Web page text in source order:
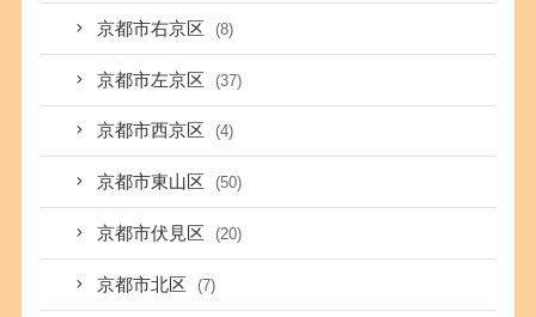
京都市右京区 (8)
京都市左京区 (37)
京都市西京区 (4)
京都市東山区 (50)
京都市伏見区 (20)
京都市北区 (7)